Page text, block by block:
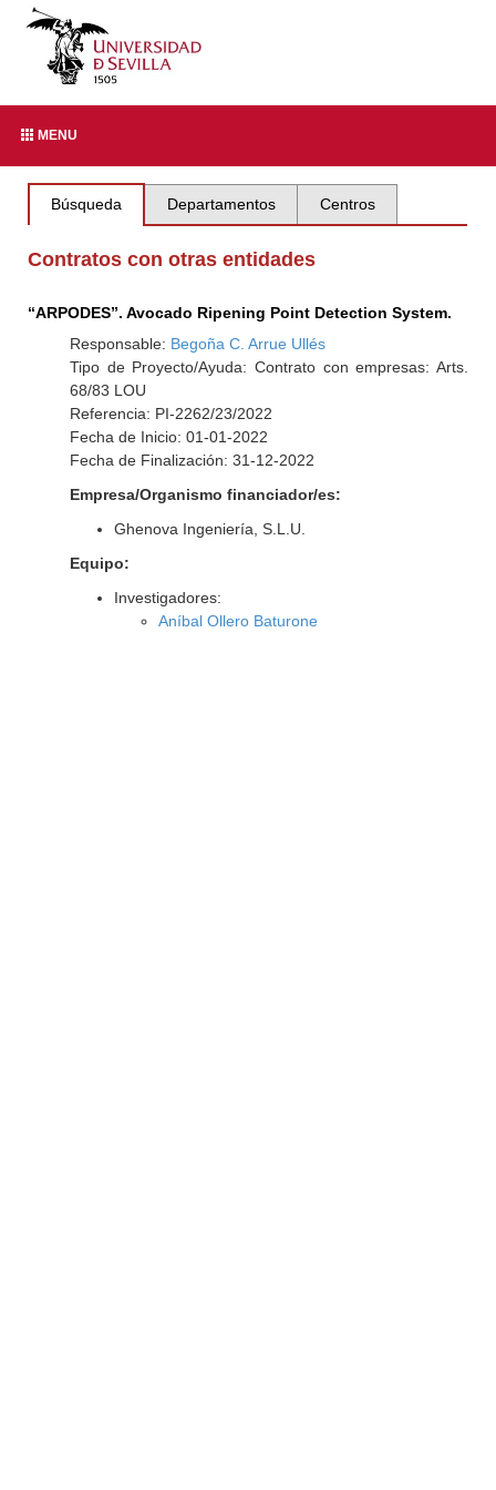
MENU
Búsqueda Departamentos Centros
Contratos con otras entidades
“ARPODES”. Avocado Ripening Point Detection System.
Responsable: Begoña C. Arrue Ullés
Tipo de Proyecto/Ayuda: Contrato con empresas: Arts.
68/83 LOU
Referencia: PI-2262/23/2022
Fecha de Inicio: 01-01-2022
Fecha de Finalización: 31-12-2022
Empresa/Organismo financiador/es:
Ghenova Ingeniería, S.L.U.
Equipo:
Investigadores:
Aníbal Ollero Baturone